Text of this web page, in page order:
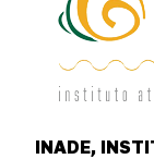
INADE,